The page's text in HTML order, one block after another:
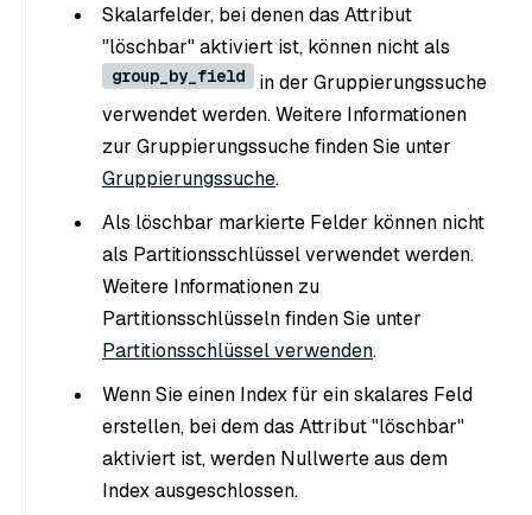
Skalarfelder, bei denen das Attribut
"löschbar" aktiviert ist, können nicht als
group_by_field
in der Gruppierungssuche
verwendet werden. Weitere Informationen
zur Gruppierungssuche finden Sie unter
Gruppierungssuche.
Als löschbar markierte Felder können nicht
als Partitionsschlüssel verwendet werden.
Weitere Informationen zu
Partitionsschlüsseln finden Sie unter
Partitionsschlüssel verwenden.
Wenn Sie einen Index für ein skalares Feld
erstellen, bei dem das Attribut "löschbar"
aktiviert ist, werden Nullwerte aus dem
Index ausgeschlossen.